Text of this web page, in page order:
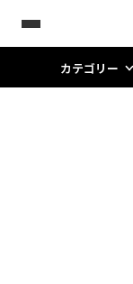
カテゴリー